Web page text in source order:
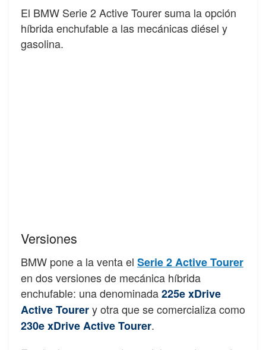
El BMW Serie 2 Active Tourer suma la opción
híbrida enchufable a las mecánicas diésel y
gasolina.
Versiones
BMW pone a la venta el Serie 2 Active Tourer
en dos versiones de mecánica híbrida
enchufable: una denominada225e xDrive
Active Tourery otra que se comercializa como
230e xDrive Active Tourer.